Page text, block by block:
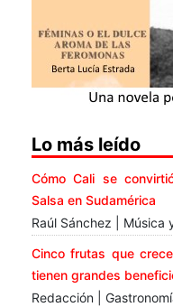
Lo más leído
Cómo Cali se
Salsa en Sudamérica
Raúl Sánchez | Música
Cinco frutas que
tienen grandes
Redacción |